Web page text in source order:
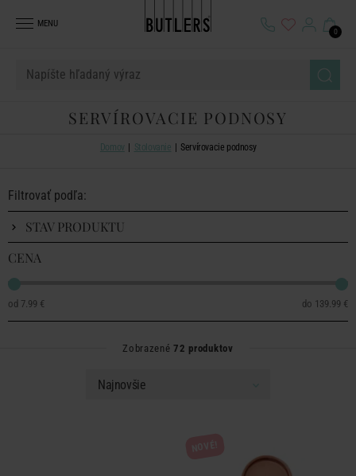
MENU
0
SERVÍROVACIE PODNOSY
Domov Stolovanie Servírovacie podnosy
Filtrovať podľa:
STAV PRODUKTU
CENA
7.99 € 139.99 €
Zobrazené72 produktov